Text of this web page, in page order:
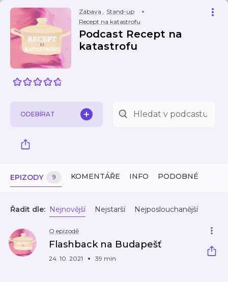
Zábava , Stand-up
Recept na katastrofu
Podcast Recept na
katastrofu
ODEBÍRAT
EPIZODY 9 KOMENTÁŘE INFO PODOBNÉ
Řadit dle: Nejnovější Nejstarší Nejposlouchanější
O epizodě
Flashback na Budapešť
24. 10. 2021 39 min